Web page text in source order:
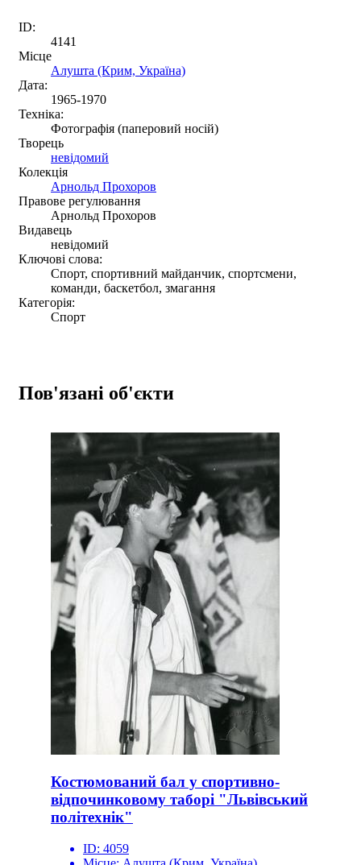
ID:
4141
Місце
Алушта (Крим, Україна)
Дата:
1965-1970
Техніка:
Фотографія (паперовий носій)
Творець
невідомий
Колекція
Арнольд Прохоров
Правове регулювання
Арнольд Прохоров
Видавець
невідомий
Ключові слова:
Спорт, спортивний майданчик, спортсмени,
команди, баскетбол, змагання
Категорія:
Спорт
Пов'язані об'єкти
Костюмований бал у спортивно-
відпочинковому таборі "Львівський
політехнік"
ID: 4059